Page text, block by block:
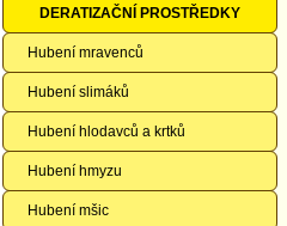
DERATIZAČNÍ PROSTŘEDKY
Hubení mravenců
Hubení slimáků
Hubení hlodavců a krtků
Hubení hmyzu
Hubení mšic